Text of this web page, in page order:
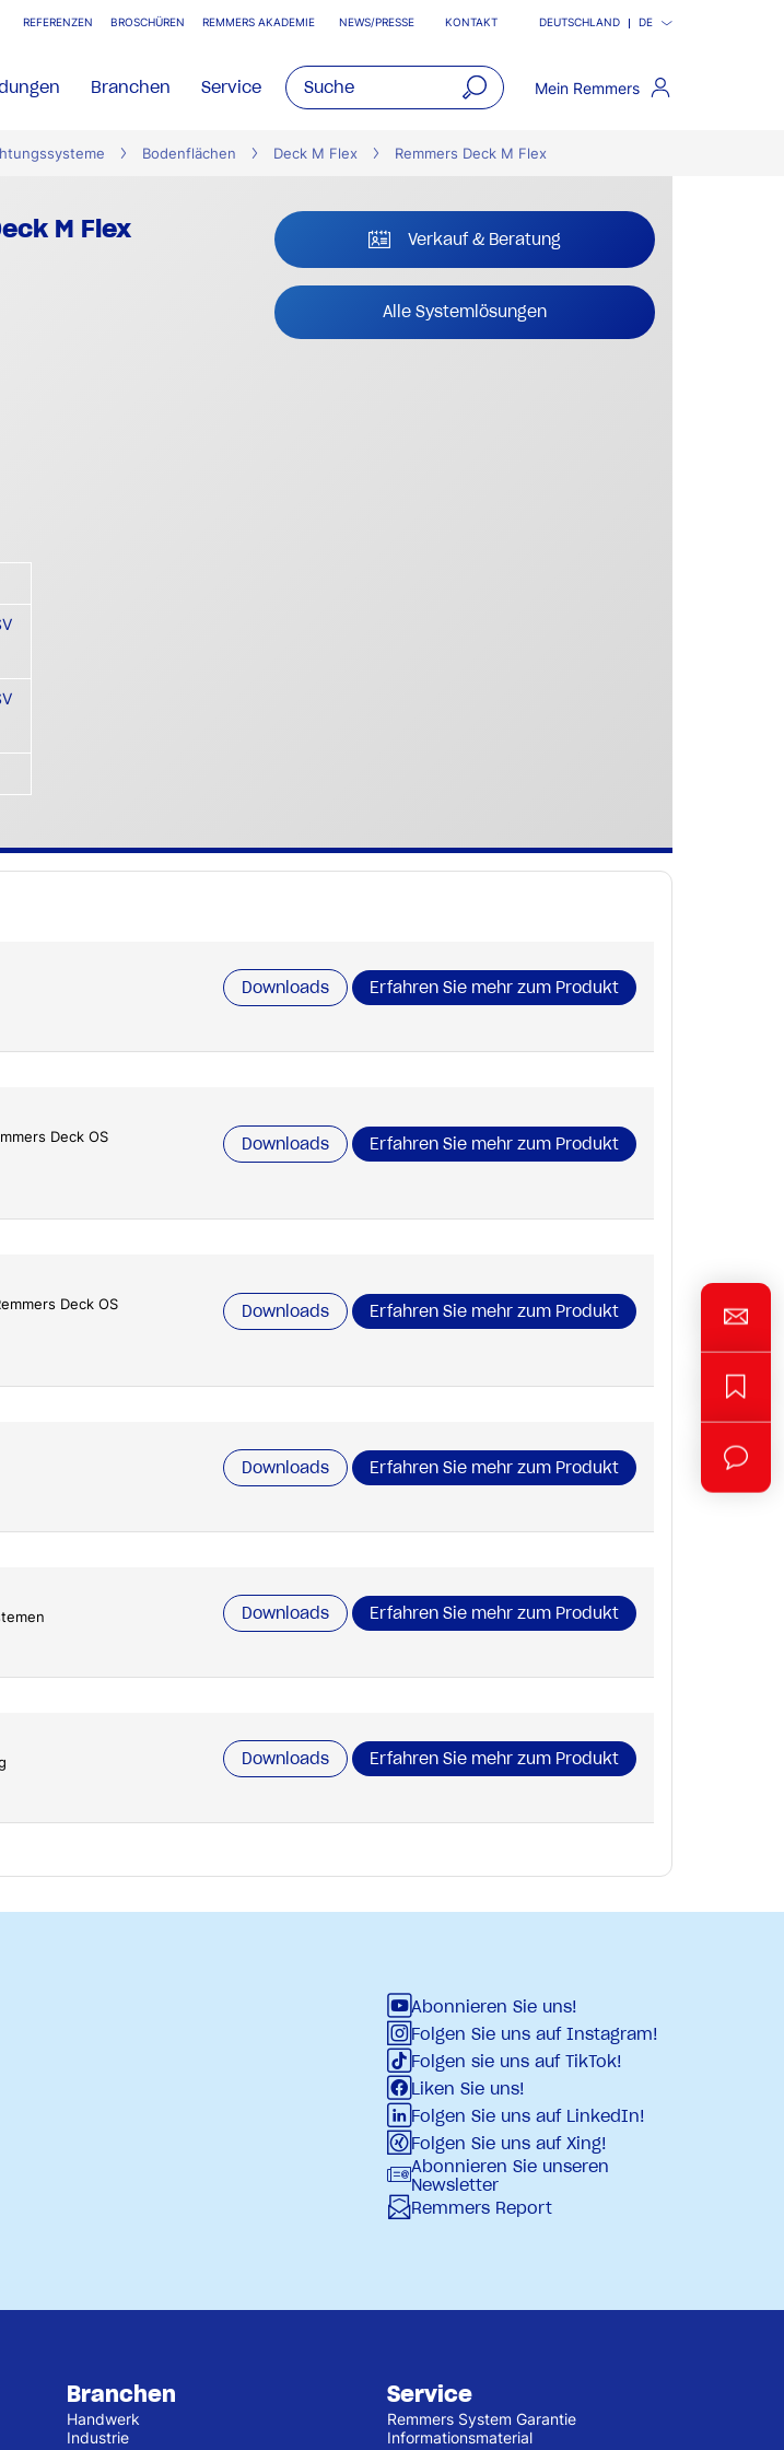
REFERENZEN BROSCHÜREN REMMERS AKADEMIE NEWS/PRESSE KONTAKT DEUTSCHLAND DE
Branchen Service Mein Remmers
Bodenflächen Deck M Flex Remmers Deck M Flex
M Flex Verkauf & Beratung
Alle Systemlösungen
Downloads Erfahren Sie mehr zum Produkt
Deck OS
Downloads Erfahren Sie mehr zum Produkt
Deck OS
Downloads Erfahren Sie mehr zum Produkt
Downloads Erfahren Sie mehr zum Produkt
Downloads Erfahren Sie mehr zum Produkt
Downloads Erfahren Sie mehr zum Produkt
Abonnieren Sie uns!
Folgen Sie uns auf Instagram!
Folgen sie uns auf TikTok!
Liken Sie uns!
Folgen Sie uns auf LinkedIn!
Folgen Sie uns auf Xing!
Abonnieren Sie unseren
Newsletter
Remmers Report
Branchen
Handwerk
Industrie
Service
Remmers System Garantie
Informationsmaterial